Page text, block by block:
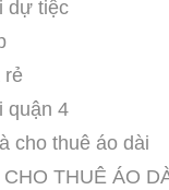
dự tiệc
rẻ
quận 4
cho thuê áo dài
THUÊ ÁO